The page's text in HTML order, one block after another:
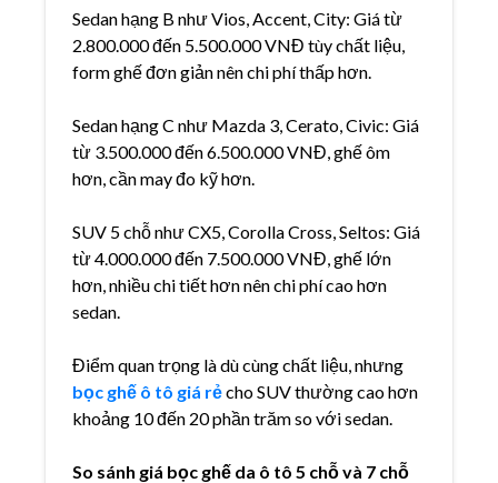
Sedan hạng B như Vios, Accent, City: Giá từ
2.800.000 đến 5.500.000 VNĐ tùy chất liệu,
form ghế đơn giản nên chi phí thấp hơn.
Sedan hạng C như Mazda 3, Cerato, Civic: Giá
từ 3.500.000 đến 6.500.000 VNĐ, ghế ôm
hơn, cần may đo kỹ hơn.
SUV 5 chỗ như CX5, Corolla Cross, Seltos: Giá
từ 4.000.000 đến 7.500.000 VNĐ, ghế lớn
hơn, nhiều chi tiết hơn nên chi phí cao hơn
sedan.
Điểm quan trọng là dù cùng chất liệu, nhưng
bọc ghế ô tô giá rẻcho SUV thường cao hơn
khoảng 10 đến 20 phần trăm so với sedan.
So sánh giá bọc ghế da ô tô 5 chỗ và 7 chỗ